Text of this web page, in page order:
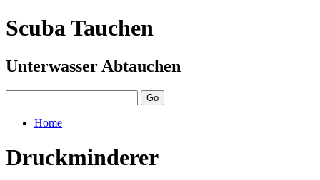
Scuba Tauchen
Unterwasser Abtauchen
Home
Druckminderer